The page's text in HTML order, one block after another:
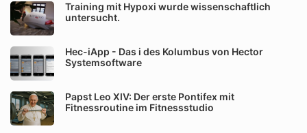
Training mit Hypoxi wurde wissenschaftlich
untersucht.
Hec-iApp - Das i des Kolumbus von Hector
Systemsoftware
Papst Leo XIV: Der erste Pontifex mit
Fitnessroutine im Fitnessstudio